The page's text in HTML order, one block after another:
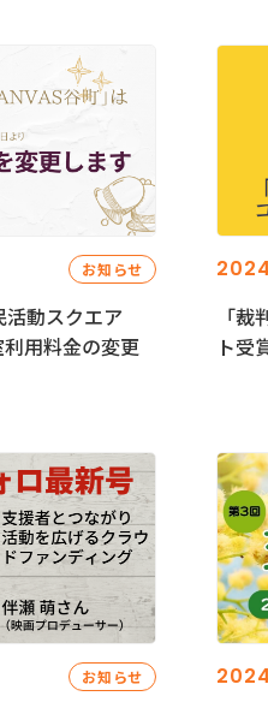
お知らせ
活動スクエア
利用料金の変更
「
ト受
お知らせ